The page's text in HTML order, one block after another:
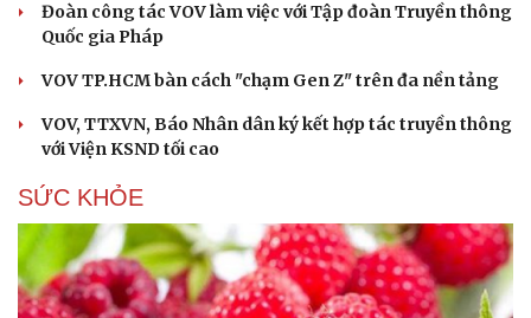
Đoàn công tác VOV làm việc với Tập đoàn Truyền thông
Quốc gia Pháp
VOV TP.HCM bàn cách "chạm Gen Z" trên đa nền tảng
VOV, TTXVN, Báo Nhân dân ký kết hợp tác truyền thông
với Viện KSND tối cao
SỨC KHỎE